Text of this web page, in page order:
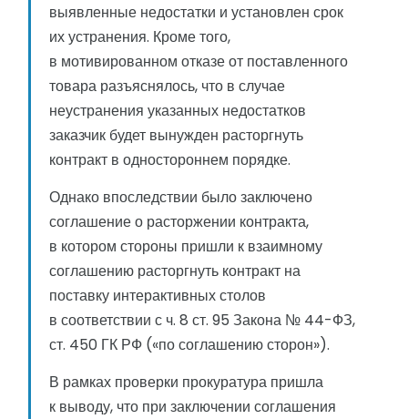
выявленные недостатки и установлен срок
их устранения. Кроме того,
в мотивированном отказе от поставленного
товара разъяснялось, что в случае
неустранения указанных недостатков
заказчик будет вынужден расторгнуть
контракт в одностороннем порядке.
Однако впоследствии было заключено
соглашение о расторжении контракта,
в котором стороны пришли к взаимному
соглашению расторгнуть контракт на
поставку интерактивных столов
в соответствии с ч. 8 ст. 95 Закона № 44-ФЗ,
ст. 450 ГК РФ («по соглашению сторон»).
В рамках проверки прокуратура пришла
к выводу, что при заключении соглашения